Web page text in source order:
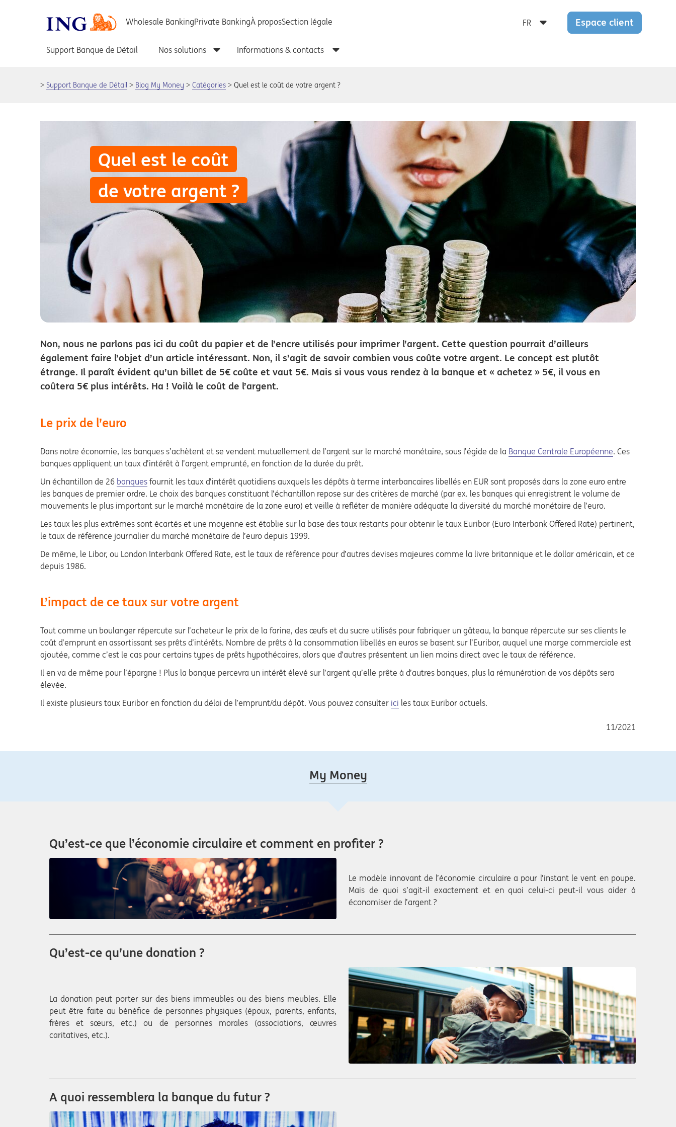
Espace client
Support Banque de Détail Blog My Money Catégories Quel est le coût de votre argent ?
Quel est le coût
de votre argent ?
Non, nous ne parlons pas ici du coût du papier et de l’encre utilisés pour imprimer l’argent. Cette question pourrait d’ailleurs
également faire l’objet d’un article intéressant. Non, il s’agit de savoir combien vous coûte votre argent. Le concept est plutôt
étrange. Il paraît évident qu’un billet de 5€ coûte et vaut 5€. Mais si vous vous rendez à la banque et « achetez » 5€, il vous en
coûtera 5€ plus intérêts. Ha ! Voilà le coût de l’argent.
Le prix de l’euro
Dans notre économie, les banques s’achètent et se vendent mutuellement de l’argent sur le marché monétaire, sous l’égide de la Banque Centrale Européenne. Ces
banques appliquent un taux d’intérêt à l’argent emprunté, en fonction de la durée du prêt.
Un échantillon de 26 banques fournit les taux d’intérêt quotidiens auxquels les dépôts à terme interbancaires libellés en EUR sont proposés dans la zone euro entre
les banques de premier ordre. Le choix des banques constituant l’échantillon repose sur des critères de marché (par ex. les banques qui enregistrent le volume de
mouvements le plus important sur le marché monétaire de la zone euro) et veille à refléter de manière adéquate la diversité du marché monétaire de l’euro.
Les taux les plus extrêmes sont écartés et une moyenne est établie sur la base des taux restants pour obtenir le taux Euribor (Euro Interbank Offered Rate) pertinent,
le taux de référence journalier du marché monétaire de l’euro depuis 1999.
De même, le Libor, ou London Interbank Offered Rate, est le taux de référence pour d’autres devises majeures comme la livre britannique et le dollar américain, et ce
depuis 1986.
L’impact de ce taux sur votre argent
Tout comme un boulanger répercute sur l’acheteur le prix de la farine, des œufs et du sucre utilisés pour fabriquer un gâteau, la banque répercute sur ses clients le
coût d’emprunt en assortissant ses prêts d’intérêts. Nombre de prêts à la consommation libellés en euros se basent sur l’Euribor, auquel une marge commerciale est
ajoutée, comme c’est le cas pour certains types de prêts hypothécaires, alors que d’autres présentent un lien moins direct avec le taux de référence.
Il en va de même pour l’épargne ! Plus la banque percevra un intérêt élevé sur l’argent qu’elle prête à d’autres banques, plus la rémunération de vos dépôts sera
élevée.
Il existe plusieurs taux Euribor en fonction du délai de l’emprunt/du dépôt. Vous pouvez consulter ici les taux Euribor actuels.
11/2021
My Money
Qu’est-ce que l’économie circulaire et comment en profiter ?
Le modèle innovant de l’économie circulaire a pour l’instant le vent en poupe.
Mais de quoi s’agit-il exactement et en quoi celui-ci peut-il vous aider à
économiser de l’argent ?
Qu’est-ce qu’une donation ?
La donation peut porter sur des biens immeubles ou des biens meubles. Elle
peut être faite au bénéfice de personnes physiques (époux, parents, enfants,
frères et sœurs, etc.) ou de personnes morales (associations, œuvres
caritatives, etc.).
A quoi ressemblera la banque du futur ?